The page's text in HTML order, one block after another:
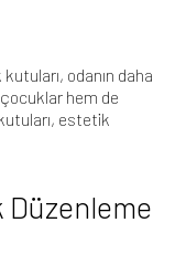
odanın daha
hem de
estetik
Düzenleme